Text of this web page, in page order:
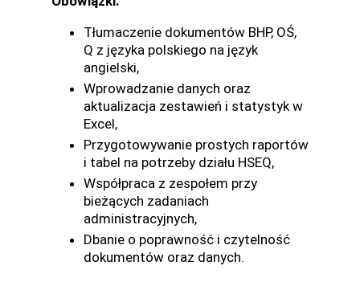
Tłumaczenie dokumentów BHP, OŚ,
Q z języka polskiego na język
angielski,
Wprowadzanie danych oraz
aktualizacja zestawień i statystyk w
Excel,
Przygotowywanie prostych raportów
i tabel na potrzeby działu HSEQ,
Współpraca z zespołem przy
bieżących zadaniach
administracyjnych,
Dbanie o poprawność i czytelność
dokumentów oraz danych.